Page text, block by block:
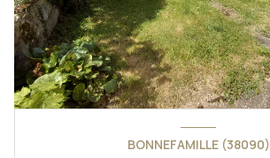
BONNEFAMILLE (38090)